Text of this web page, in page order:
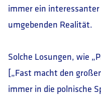
immer ein
umgebenden Realität.
Solche Losungen, wie
[„Fast macht den
immer in die polnische